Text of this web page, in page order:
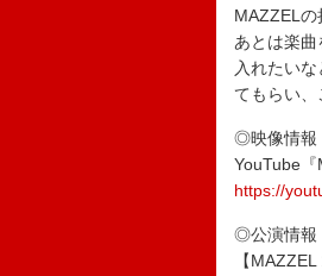
MAZZELの
あとは楽
入れたい
てもらい、
◎映像情報
YouTube『
https://
◎公演情報
【